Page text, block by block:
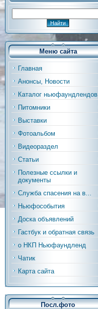
Меню сайта
Главная
Анонсы, Новости
Каталог ньюфаундлендов
Питомники
Выставки
Фотоальбом
Видеораздел
Статьи
Полезные ссылки и
документы
Служба спасения на в...
Ньюфособытия
Доска объявлений
Гастбук и обратная связь
о НКП Ньюфаундленд
Чатик
Карта сайта
Посл.фото